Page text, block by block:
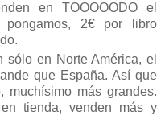
en TOOOOODO el
2€ por libro
sólo en Norte América, el
que España. Así que
muchísimo más grandes.
tienda, venden más y